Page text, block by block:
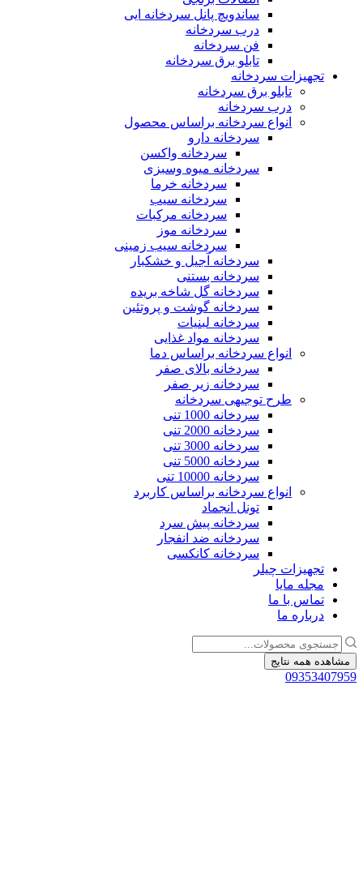
ساندویچ پانل سردخانه ایی
درب سردخانه
فن سردخانه
تابلو برق سردخانه
سردخانه
تابلو برق سردخانه
درب سردخانه
انواع سردخانه براساس محصول
سردخانه دارو
سردخانه واکسن
سردخانه میوه وسبزی
سردخانه خرما
سردخانه سیب
سردخانه مرکبات
سردخانه موز
سردخانه سیب زمینی
سردخانه آجیل و خشکبار
سردخانه بستنی
سردخانه گل شاخه بریده
سردخانه گوشت و پروتئین
سردخانه لبنیات
سردخانه مواد غذایی
انواع سردخانه براساس دما
سردخانه بالای صفر
سردخانه زیر صفر
طرح توجیهی سردخانه
سردخانه 1000 تنی
سردخانه 2000 تنی
سردخانه 3000 تنی
سردخانه 5000 تنی
سردخانه 10000 تنی
انواع سردخانه براساس کاربرد
تونل انجماد
سردخانه پیش سرد
سردخانه ضد انفجار
سردخانه کانکسی
چیلر
مایا
با ما
ما
نتایج